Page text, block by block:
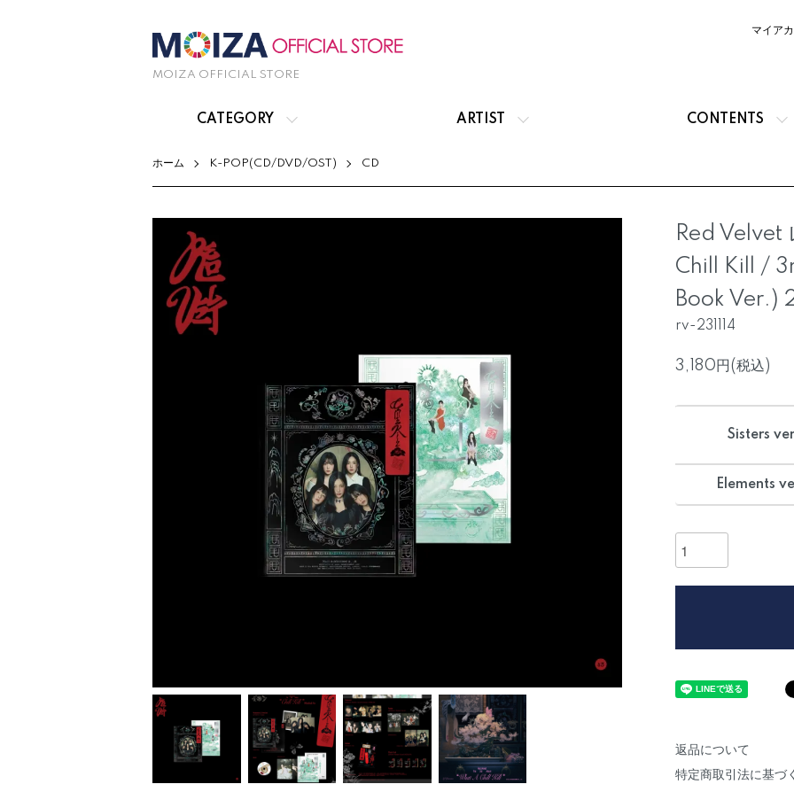
MOIZA OFFICIAL STORE
CATEGORY ARTIST CONTENTS
マイア
ホーム K-POP(CD/DVD/OST) CD
Red Velvet
Chill Kill /
Book Ver.)
rv-231114
3,180円(税込)
Sisters
Elements
返品について
特定商取引法に基づ